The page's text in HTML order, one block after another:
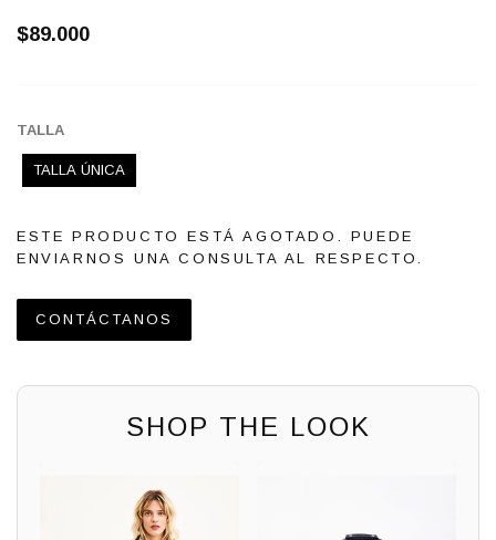
$89.000
TALLA
TALLA ÚNICA
ESTE PRODUCTO ESTÁ AGOTADO. PUEDE
ENVIARNOS UNA CONSULTA AL RESPECTO.
CONTÁCTANOS
SHOP THE LOOK